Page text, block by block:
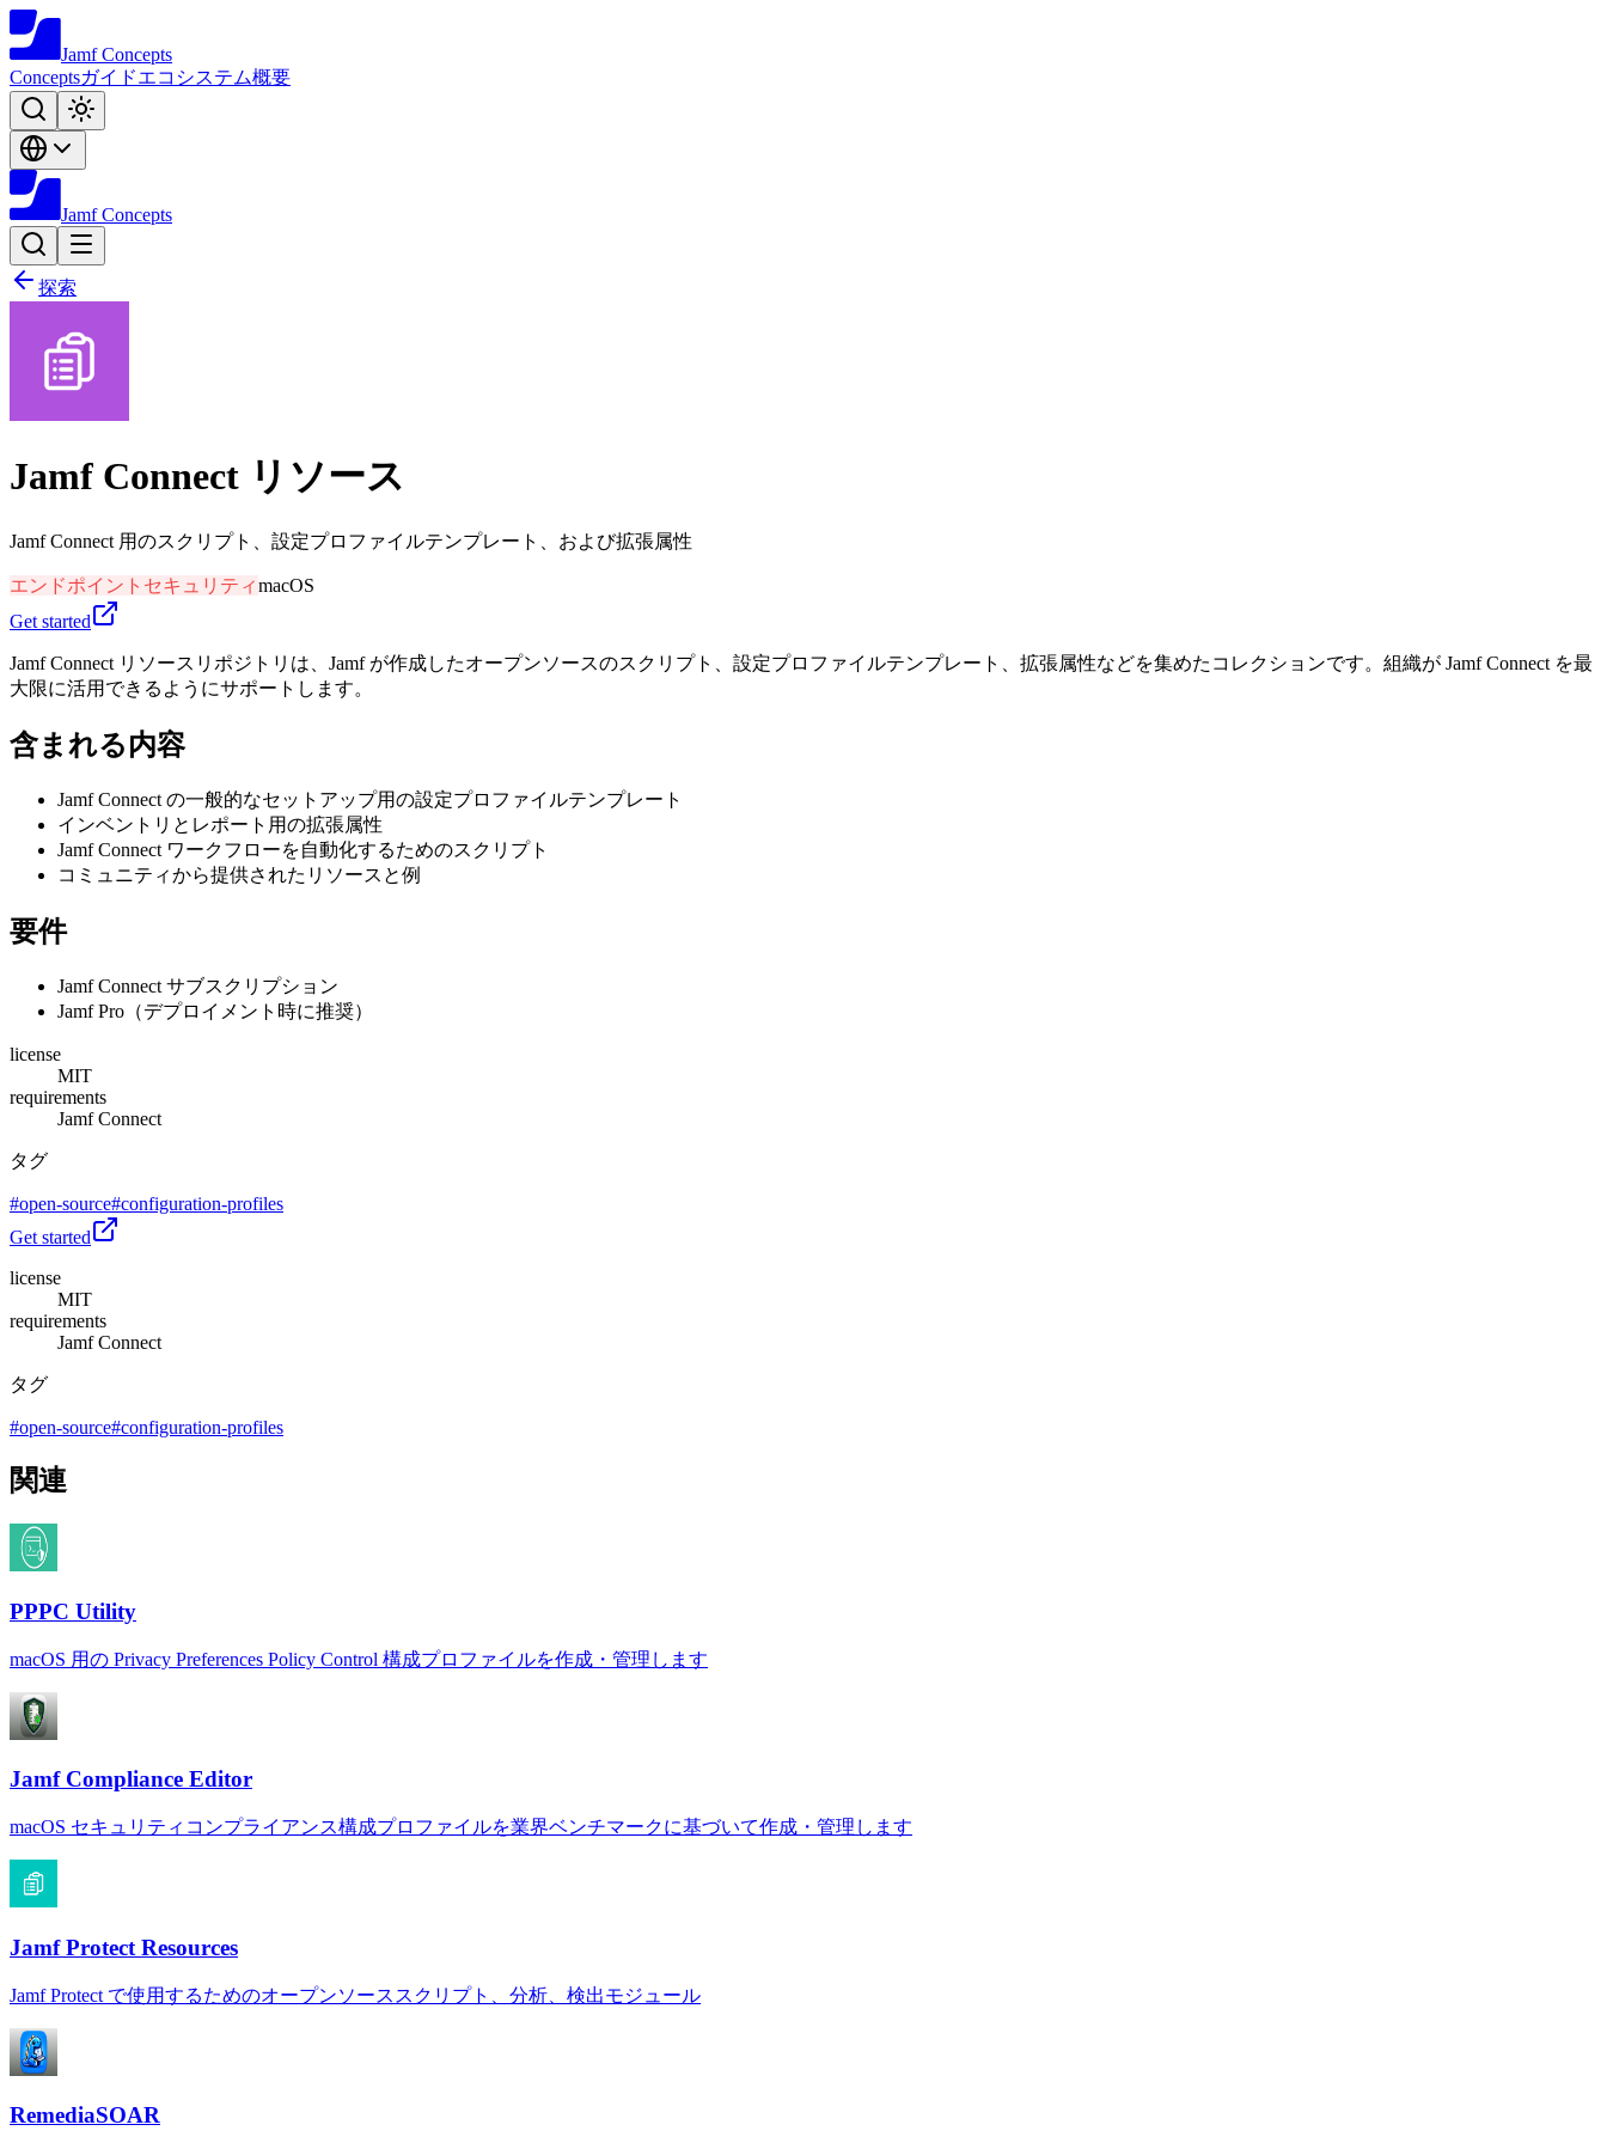
Jamf Concepts
Conceptsガイドエコシステム概要
Jamf Concepts
探索
Jamf Connect リソース
Jamf Connect 用のスクリプト、設定プロファイルテンプレート、および拡張属性
エンドポイントセキュリティmacOS
Get started
Jamf Connect リソースリポジトリは、Jamf が作成したオープンソースのスクリプト、設定プロファイルテンプレート、拡張属性などを集めたコレクションです。組織が Jamf Connect を最
大限に活用できるようにサポートします。
含まれる内容
Jamf Connect の一般的なセットアップ用の設定プロファイルテンプレート
インベントリとレポート用の拡張属性
Jamf Connect ワークフローを自動化するためのスクリプト
コミュニティから提供されたリソースと例
要件
Jamf Connect サブスクリプション
Jamf Pro（デプロイメント時に推奨）
license
MIT
requirements
Jamf Connect
タグ
#open-source#configuration-profiles
Get started
license
MIT
requirements
Jamf Connect
タグ
#open-source#configuration-profiles
関連
PPPC Utility
macOS 用の Privacy Preferences Policy Control 構成プロファイルを作成・管理します
Jamf Compliance Editor
macOS セキュリティコンプライアンス構成プロファイルを業界ベンチマークに基づいて作成・管理します
Jamf Protect Resources
Jamf Protect で使用するためのオープンソーススクリプト、分析、検出モジュール
RemediaSOAR